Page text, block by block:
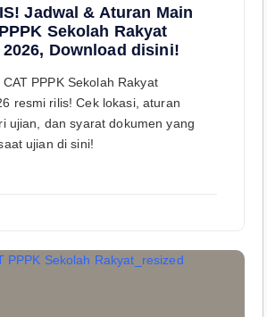
Jadwal & Aturan Main
Sekolah Rakyat
Download disini!
PPPK Sekolah Rakyat
resmi rilis! Cek lokasi, aturan
ujian, dan syarat dokumen yang
ujian di sini!